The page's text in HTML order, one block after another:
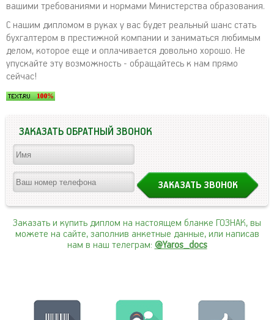
вашими требованиями и нормами Министерства образования.
С нашим дипломом в руках у вас будет реальный шанс стать
бухгалтером в престижной компании и заниматься любимым
делом, которое еще и оплачивается довольно хорошо. Не
упускайте эту возможность - обращайтесь к нам прямо
сейчас!
ЗАКАЗАТЬ ОБРАТНЫЙ ЗВОНОК
Заказать и купить диплом на настоящем бланке ГОЗНАК, вы
можете на сайте, заполнив анкетные данные, или написав
нам в наш телеграм: @Yaros_docs